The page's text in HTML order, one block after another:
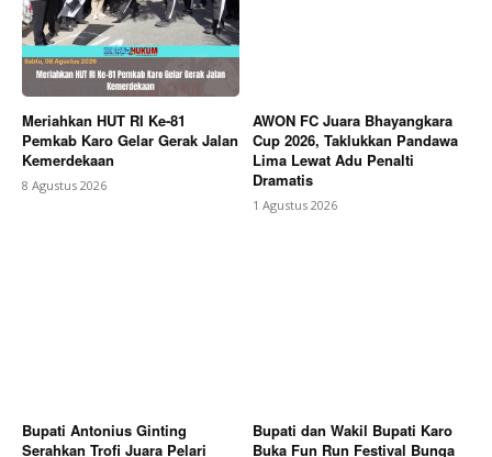
Meriahkan HUT RI Ke-81
Pemkab Karo Gelar Gerak Jalan
Kemerdekaan
8 Agustus 2026
AWON FC Juara Bhayangkara
Cup 2026, Taklukkan Pandawa
Lima Lewat Adu Penalti
Dramatis
1 Agustus 2026
Bupati Antonius Ginting
Serahkan Trofi Juara Pelari
Bupati dan Wakil Bupati Karo
Buka Fun Run Festival Bunga